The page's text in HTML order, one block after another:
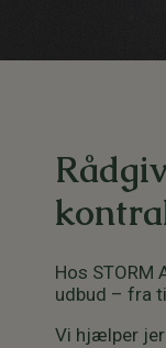
Hos
udbud – fra
Vi hjælper